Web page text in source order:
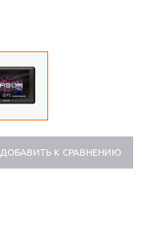
ДОБАВИТЬ К СРАВНЕНИЮ